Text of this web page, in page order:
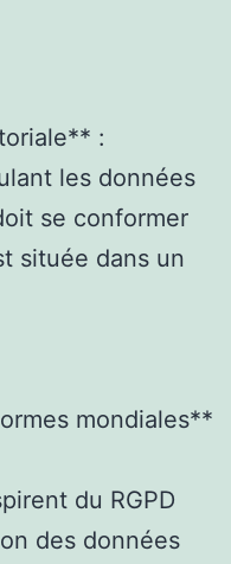
:
les données
se conformer
située dans un
mondiales**
du RGPD
des données